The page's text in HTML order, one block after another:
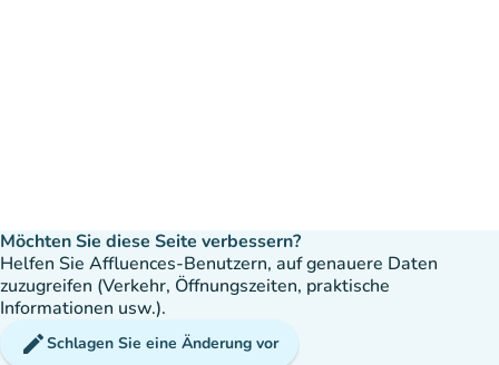
Möchten Sie diese Seite verbessern?
Helfen Sie Affluences-Benutzern, auf genauere Daten
zuzugreifen (Verkehr, Öffnungszeiten, praktische
Informationen usw.).
editSchlagen Sie eine Änderung vor